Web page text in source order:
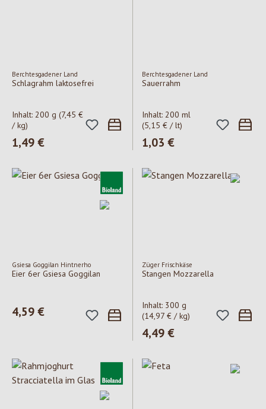
Berchtesgadener Land
Schlagrahm laktosefrei
Inhalt: 200 g (7,45 €
/ kg)
Regulärer Preis:
1,49 €
Berchtesgadener Land
Sauerrahm
Inhalt: 200 ml
(5,15 € / lt)
Regulärer Preis:
1,03 €
Gsiesa Goggilan Hintnerho
Eier 6er Gsiesa Goggilan
Regulärer Preis:
4,59 €
Züger Frischkäse
Stangen Mozzarella
Inhalt: 300 g
(14,97 € / kg)
Regulärer Preis:
4,49 €